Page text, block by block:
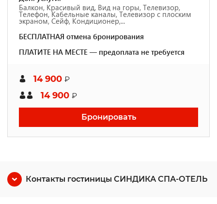
Балкон, Красивый вид, Вид на горы, Телевизор,
Телефон, Кабельные каналы, Телевизор с плоским
экраном, Сейф, Кондиционер,...
БЕСПЛАТНАЯ отмена бронирования
ПЛАТИТЕ НА МЕСТЕ — предоплата не требуется
14 900 ₽
14 900 ₽
Бронировать
Контакты гостиницы СИНДИКА СПА-ОТЕЛЬ